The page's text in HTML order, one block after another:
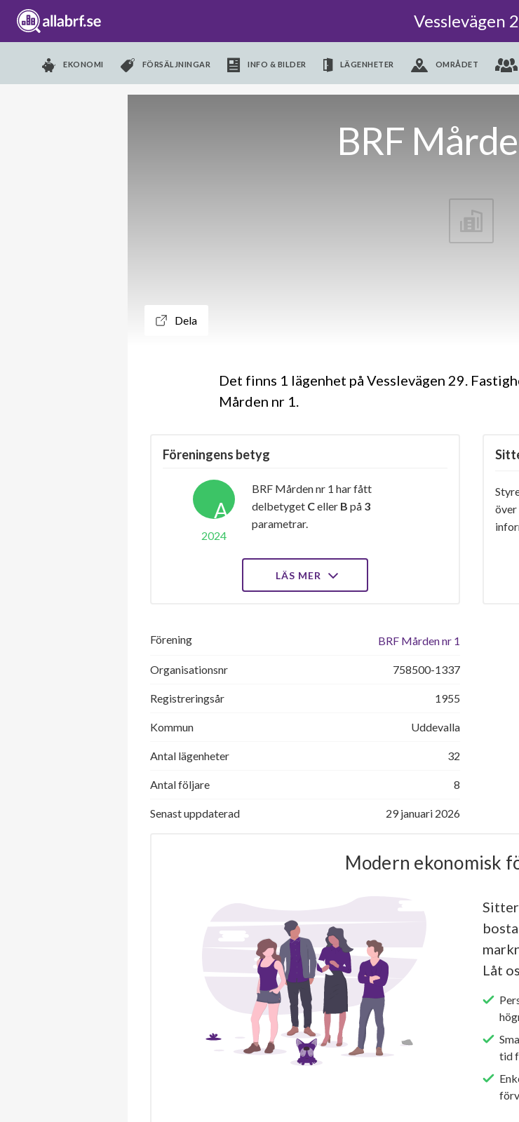
Vesslevägen
EKONOMI FÖRSÄLJNINGAR INFO & BILDER LÄGENHETER OMRÅDET
BRF
Dela
Det finns 1 lägenhet på Vesslevägen 29.
Mården nr 1.
Föreningens betyg
A
2024
BRF Mården nr 1 har fått
delbetyget Celler B på 3
parametrar.
LÄS MER
över
Förening BRF Mården nr 1
Organisationsnr 758500-1337
Registreringsår 1955
Kommun Uddevalla
Antal lägenheter 32
Antal följare 8
Senast uppdaterad 29 januari 2026
Modern ekonomisk
Låt
tid